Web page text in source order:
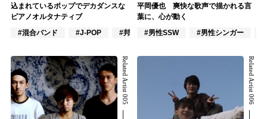
込まれているポップでデカダンスな
ピアノオルタナティブ
#混合バンド
#J-POP #邦ロック
平岡優也 爽快な歌声で描かれる言
葉に、心が動く
#男性SSW
#男性シンガー
Related Artist 005 Related Artist 006